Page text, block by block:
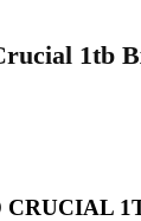
1tb
CRUCIAL